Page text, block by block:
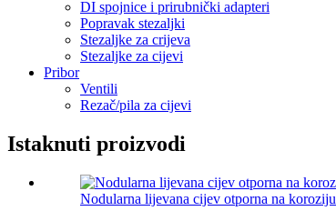
DI spojnice i prirubnički adapteri
Popravak stezaljki
Stezaljke za crijeva
Stezaljke za cijevi
Pribor
Ventili
Rezač/pila za cijevi
Istaknuti proizvodi
Nodularna lijevana cijev otporna na koroziju